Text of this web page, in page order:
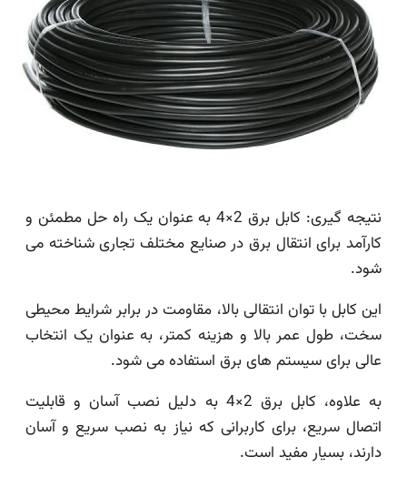
نتیجه گیری: کابل برق 2×4 به عنوان یک راه حل مطمئن و
کارآمد برای انتقال برق در صنایع مختلف تجاری شناخته می
شود.
این کابل با توان انتقالی بالا، مقاومت در برابر شرایط محیطی
سخت، طول عمر بالا و هزینه کمتر، به عنوان یک انتخاب
عالی برای سیستم های برق استفاده می شود.
به علاوه، کابل برق 2×4 به دلیل نصب آسان و قابلیت
اتصال سریع، برای کاربرانی که نیاز به نصب سریع و آسان
دارند، بسیار مفید است.